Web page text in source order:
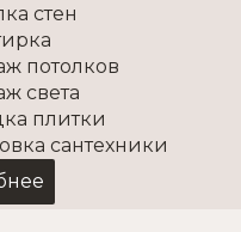
стен
потолков
света
плитки
сантехники